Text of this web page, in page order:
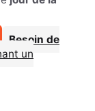
Besoin de
un